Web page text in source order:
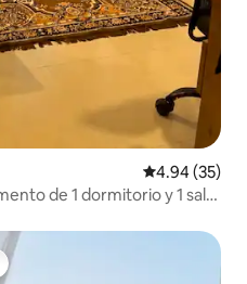
Calificación
4.94 (35)
de 1 dormitorio y 1 sala